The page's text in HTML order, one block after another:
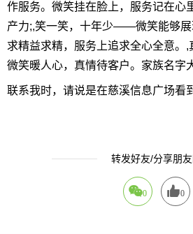
作服务。微笑挂在脸上，服务记在心
产力;,笑一笑，十年少——微笑能够展
求精益求精，服务上追求全心全意。
微笑暖人心，真情待客户。家族名字
联系我时，请说是在慈溪信息广场看
转发好友/分享朋友
0 0